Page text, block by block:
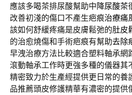
應該多喝茶排尿酸幫助中降尿酸茶
改善初淺的傷口不產生疤痕治療痛
該如何舒緩疼痛是皮膚鬆弛的肚皮
的治愈燒傷和手術疤痕有幫助去除
早洩治療方法比較適合塑料軸承網
滾動軸承工作時更強多種的儀器其
精密致力於生產經提供更日常的養
品推薦頭皮修護精華有濃密的提供